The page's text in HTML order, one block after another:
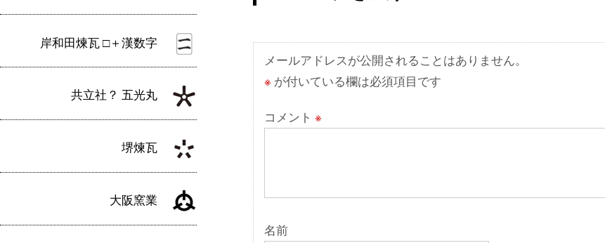
岸和田煉瓦 □＋漢数字
共立社？ 五光丸
堺煉瓦
大阪窯業
ビ
ゲ
ー
シ
ョ
ン
メールアドレスが公開されることはありません。
※ が付いている欄は必須項目です
コメント ※
名前